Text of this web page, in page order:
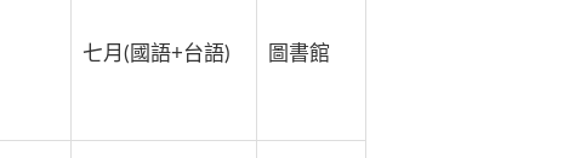
七月(國語+台語) 圖書館